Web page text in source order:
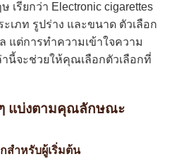
รียกว่า Electronic cigarettes
ภท รูปร่าง และขนาด ตัวเลือก
แต่การทำความเข้าใจความ
านี้จะช่วยให้คุณเลือกตัวเลือกที่
แบ่งตามคุณลักษณะ
สำหรับผู้เริ่มต้น